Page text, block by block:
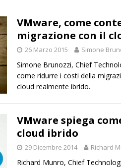
VMware, come
migrazione con il
26 Marzo 2015 Simone
Simone Brunozzi, Chief
come ridurre i costi della
cloud realmente ibrido.
VMware spiega
cloud ibrido
29 Dicembre 2014 Richard
Richard Munro, Chief